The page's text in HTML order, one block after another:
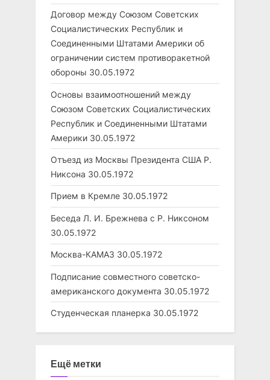
Договор между Союзом Советских
Социалистических Республик и
Соединенными Штатами Америки об
ограничении систем противоракетной
обороны 30.05.1972
Основы взаимоотношений между
Союзом Советских Социалистических
Республик и Соединенными Штатами
Америки 30.05.1972
Отъезд из Москвы Президента США Р.
Никсона 30.05.1972
Прием в Кремле 30.05.1972
Беседа Л. И. Брежнева с Р. Никсоном
30.05.1972
Москва-КАМАЗ 30.05.1972
Подписание совместного советско-
американского документа 30.05.1972
Студенческая планерка 30.05.1972
Ещё метки